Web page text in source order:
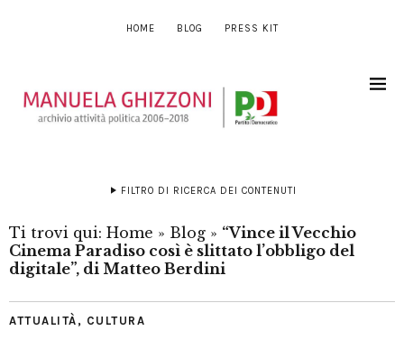
HOME BLOG PRESS KIT
FILTRO DI RICERCA DEI CONTENUTI
Ti trovi qui: Home » Blog » “Vince il Vecchio
Cinema Paradiso così è slittato l’obbligo del
digitale”, di Matteo Berdini
ATTUALITÀ , CULTURA